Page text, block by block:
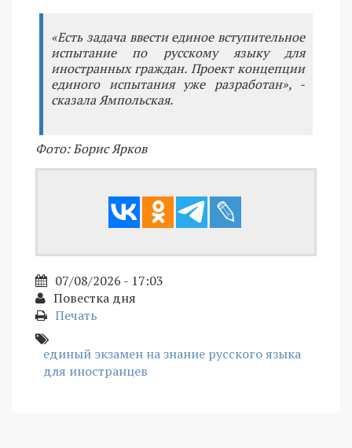
«Есть задача ввести единое вступительное
испытание по русскому языку для
иностранных граждан. Проект концепции
единого испытания уже разработан», -
сказала Ямпольская.
Фото: Борис Ярков
07/08/2026 - 17:03
Повестка дня
Печать
единый экзамен на знание русского языка
для иностранцев